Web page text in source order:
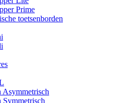
Prime
toetsenborden
Asymmetrisch
Symmetrisch